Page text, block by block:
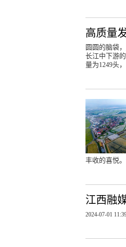
高质量
圆圆的脑袋
长江中下游
量为1249头
丰收的喜悦。
江西融
2024-07-01